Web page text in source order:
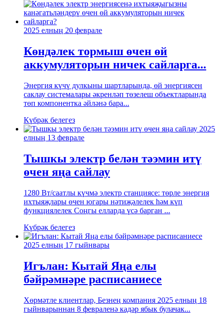
2025 елның 20 феврале
Көндәлек тормыш өчен өй
аккумуляторын ничек сайларга...
Энергия күчү дулкыны шартларында, өй энергиясен
саклау системалары әкренләп төзелеш объектларында
төп компонентка әйләнә бара...
Күбрәк белегез
2025
елның 13 феврале
Тышкы электр белән тәэмин итү
өчен яңа сайлау
1280 Вт/саатлы күчмә электр станциясе: төрле энергия
ихтыяҗлары өчен югары нәтиҗәлелек һәм күп
функциялелек Соңгы елларда үсә барган ...
Күбрәк белегез
2025 елның 17 гыйнвары
Игълан: Кытай Яңа елы
бәйрәмнәре расписаниесе
Хөрмәтле клиентлар, Безнең компания 2025 елның 18
гыйнварыннан 8 февраленә кадәр ябык булачак...